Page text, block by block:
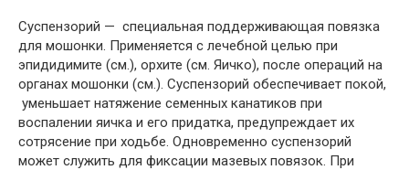
Суспензорий — специальная поддерживающая повязка
для мошонки. Применяется с лечебной целью при
эпидидимите (см.), орхите (см. Яичко), после операций на
органах мошонки (см.). Суспензорий обеспечивает покой,
уменьшает натяжение семенных канатиков при
воспалении яичка и его придатка, предупреждает их
сотрясение при ходьбе. Одновременно суспензорий
может служить для фиксации мазевых повязок. При